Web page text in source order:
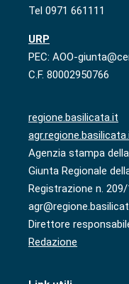
Tel 0971 661111
URP
PEC: AOO-
C.F. 80002950766
regione.basilicata.it
Agenzia stampa della
Giunta Regionale
Registrazione n.
Direttore
Redazione